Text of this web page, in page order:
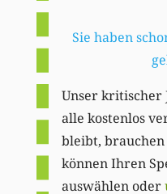
Sie haben
Unser kritischer
alle kostenlos
bleibt,
können Ihren
auswählen oder